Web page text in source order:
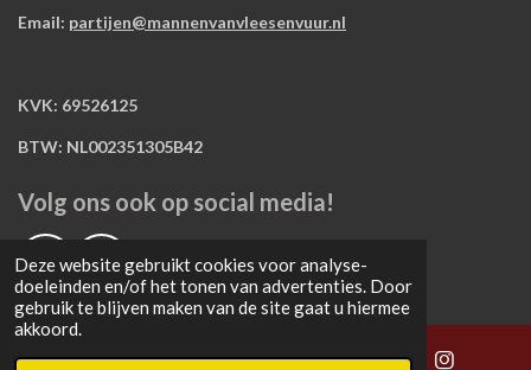
Deze website gebruikt cookies voor analyse-
doeleinden en/of het tonen van advertenties. Door
gebruik te blijven maken van de site gaat u hiermee
akkoord.
Email: partijen@mannenvanvleesenvuur.nl
KVK: 69526125
BTW: NL002351305B42
Volg ons ook op social media!
F
a
c
e
I
n
t